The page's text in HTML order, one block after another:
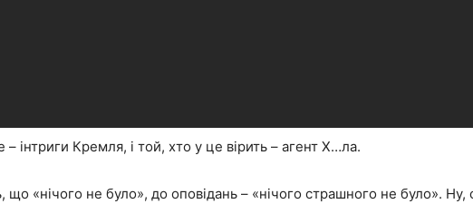
– інтриги Кремля, і той, хто у це вірить – агент Х…ла.
що «нічого не було», до оповідань – «нічого страшного не було».